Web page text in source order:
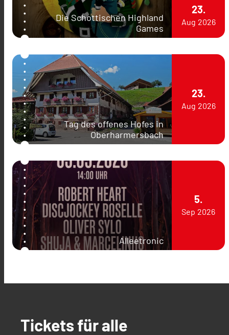
Die Schottischen Highland
Games
23.
Aug 2026
Tag des offenes Hofes in
Oberharmersbach
23.
Aug 2026
Alleetronic
5.
Sep 2026
Tickets für alle